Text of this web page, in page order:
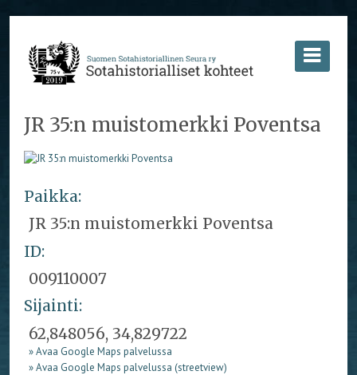
JR 35:n muistomerkki Poventsa
Paikka:
JR 35:n muistomerkki Poventsa
ID:
009110007
Sijainti:
62,848056, 34,829722
» Avaa Google Maps palvelussa
» Avaa Google Maps palvelussa (streetview)